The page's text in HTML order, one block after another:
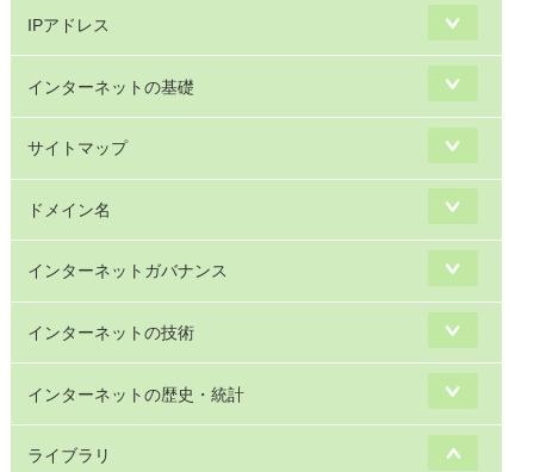
IPアドレス
インターネットの基礎
サイトマップ
ドメイン名
インターネットガバナンス
インターネットの技術
インターネットの歴史・統計
ライブラリ